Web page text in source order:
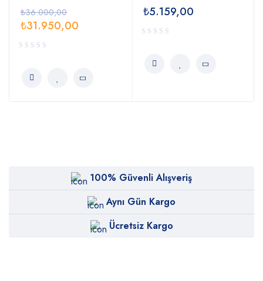
₺36.000,00
₺31.950,00
₺5.159,00
100% Güvenli Alışveriş
Aynı Gün Kargo
Ücretsiz Kargo